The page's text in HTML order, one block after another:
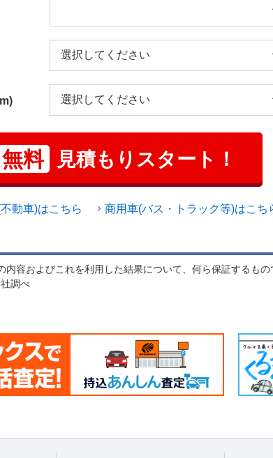
無料 見積もりスタート！
動車)はこちら 商用車(バス・トラック等)はこち
容およびこれを利用した結果について、何ら保証するもの
調べ